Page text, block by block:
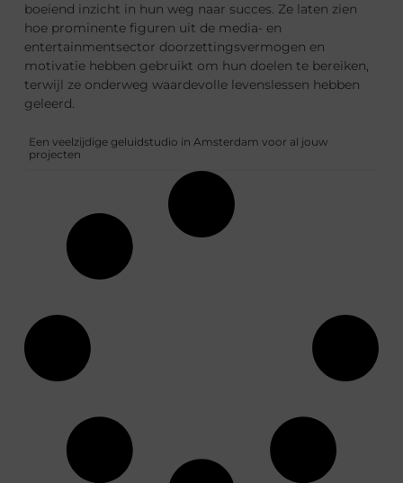
boeiend inzicht in hun weg naar succes. Ze laten zien
hoe prominente figuren uit de media- en
entertainmentsector doorzettingsvermogen en
motivatie hebben gebruikt om hun doelen te bereiken,
terwijl ze onderweg waardevolle levenslessen hebben
geleerd.
Een veelzijdige geluidstudio in Amsterdam voor al jouw
projecten